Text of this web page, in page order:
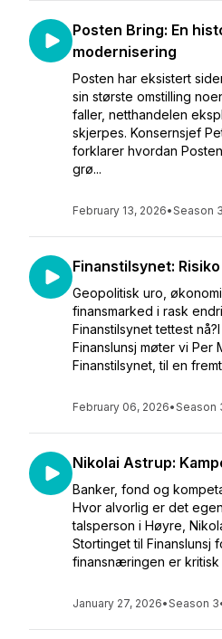
Posten Bring: En
modernisering
Posten har eksistert
sin største omstilling
faller, netthandelen
skjerpes. Konsernsjef
forklarer hvordan
grø...
February 13, 2026•Season 3
Finanstilsynet:
Geopolitisk uro,
finansmarked i rask
Finanstilsynet tettest
Finanslunsj møter vi Per
Finanstilsynet, til en
February 06, 2026•Season
Nikolai Astrup:
Banker, fond og
Hvor alvorlig er det
talsperson i Høyre,
Stortinget til Finanslunsj
finansnæringen er
January 27, 2026•Season 3